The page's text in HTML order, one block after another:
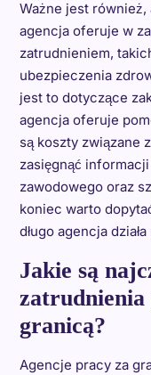
Ważne jest
agencja oferuje w
zatrudnieniem,
ubezpieczenia
jest to dotyczące
agencja oferuje
są koszty związane
zasięgnąć
zawodowego oraz
koniec warto
długo agencja
Jakie są
zatrudnienia
granicą?
Agencje pracy za